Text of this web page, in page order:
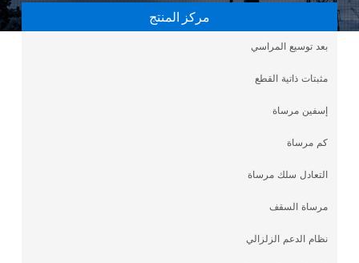
مركز المنتج
بعد توسيع المراسي
مثبتات ذاتية القطع
إسفين مرساة
كم مرساة
التعادل سلك مرساة
مرساة السقف
نظام الدعم الزلزالي